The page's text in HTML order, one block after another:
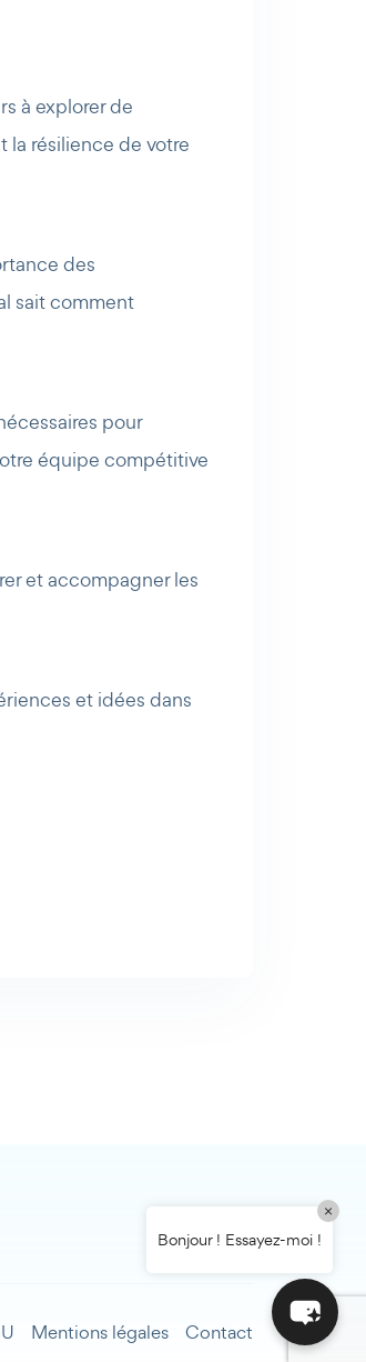
à explorer de
la résilience de votre
des
sait comment
pour
équipe compétitive
et accompagner les
et idées dans
Mentions légales Contact
Bonjour ! Essayez-moi !
×